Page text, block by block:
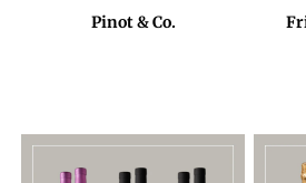
Pinot & Co.